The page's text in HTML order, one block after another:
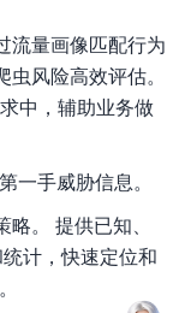
流量画像匹配行为
风险高效评估。
中，辅助业务做
一手威胁信息。
。 提供已知、
计，快速定位和